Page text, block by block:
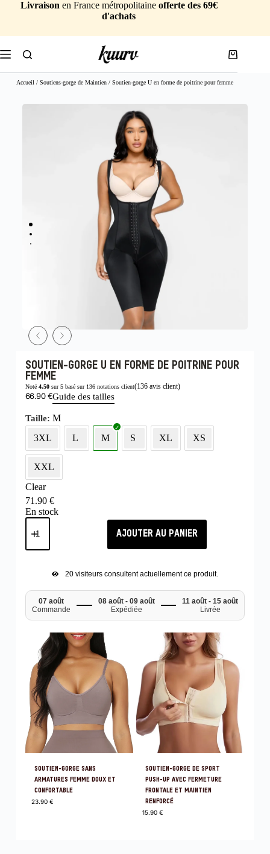
Livraison en France métropolitaine offerte des 69€
d'achats
Accueil / Soutiens-gorge de Maintien/ Soutien-gorge U en forme de poitrine pour femme
SOUTIEN-GORGE U EN FORME DE POITRINE POUR
FEMME
Noté 4.50sur 5 basé sur 136notations client(136avis client)
66.90€Guide des tailles
Taille M
3XL
L M S XL XS
XXL
Clear
71.90 €
En stock
AJOUTER AU PANIER
20visiteurs consultent actuellement ce produit.
07 août
Commande
08 août - 09 août
Expédiée
11 août - 15 août
Livrée
SOUTIEN-GORGE SANS
ARMATURES FEMME DOUX ET
CONFORTABLE
23.90 €
SOUTIEN-GORGE DE SPORT
PUSH-UP AVEC FERMETURE
FRONTALE ET MAINTIEN
RENFORCÉ
15.90€